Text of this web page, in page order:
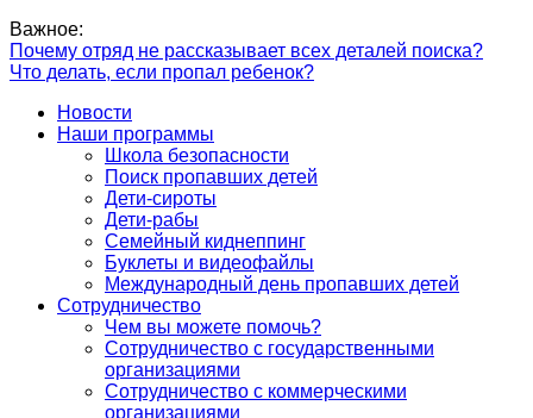
Важное:
Почему отряд не рассказывает всех деталей поиска?
Что делать, если пропал ребенок?
Новости
Наши программы
Школа безопасности
Поиск пропавших детей
Дети-сироты
Дети-рабы
Семейный киднеппинг
Буклеты и видеофайлы
Международный день пропавших детей
Сотрудничество
Чем вы можете помочь?
Сотрудничество с государственными
организациями
Сотрудничество с коммерческими
организациями